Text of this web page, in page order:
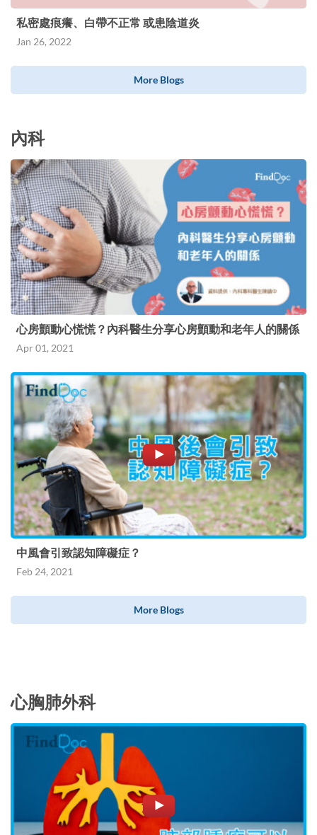
私密處痕癢、白帶不正常 或患陰道炎
Jan 26, 2022
More Blogs
內科
心房顫動心慌慌？內科醫生分享心房顫動和老年人的關係
Apr 01, 2021
中風會引致認知障礙症？
Feb 24, 2021
More Blogs
心胸肺外科